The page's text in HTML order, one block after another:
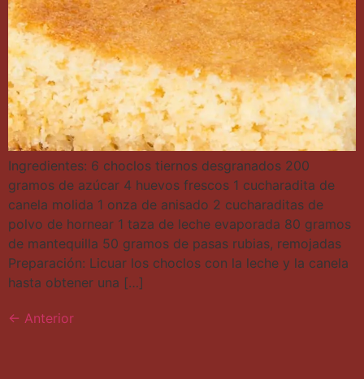
Ingredientes: 6 choclos tiernos desgranados 200
gramos de azúcar 4 huevos frescos 1 cucharadita de
canela molida 1 onza de anisado 2 cucharaditas de
polvo de hornear 1 taza de leche evaporada 80 gramos
de mantequilla 50 gramos de pasas rubias, remojadas
Preparación: Licuar los choclos con la leche y la canela
hasta obtener una […]
← Anterior